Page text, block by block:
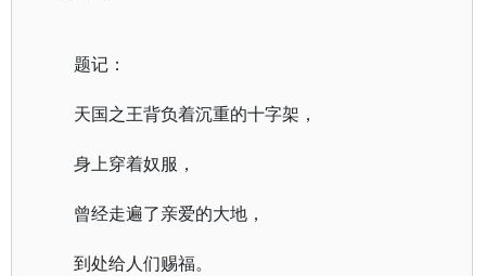
题记：
天国之王背负着沉重的十字架，
身上穿着奴服，
曾经走遍了亲爱的大地，
到处给人们赐福。